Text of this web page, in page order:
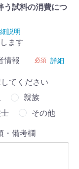
う試料の消費につ
説明
ます
情報
必須 詳細
てください
親族
その他
・備考欄